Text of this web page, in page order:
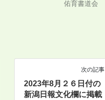
佑育書道会
次の記事
2023年8月２６日付の
新潟日報文化欄に掲載